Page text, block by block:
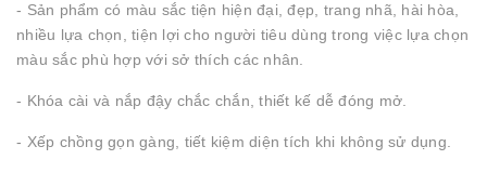
- Sản phẩm có màu sắc tiện hiện đại, đẹp, trang nhã, hài hòa,
nhiều lựa chọn, tiện lợi cho người tiêu dùng trong việc lựa chọn
màu sắc phù hợp với sở thích các nhân.
- Khóa cài và nắp đậy chắc chắn, thiết kế dễ đóng mở.
- Xếp chồng gọn gàng, tiết kiệm diện tích khi không sử dụng.